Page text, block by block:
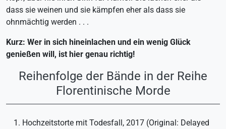
dass sie weinen und sie kämpfen eher als dass sie
ohnmächtig werden . . .
Kurz: Wer in sich hineinlachen und ein wenig Glück
genießen will, ist hier genau richtig!
Reihenfolge der Bände in der Reihe
Florentinische Morde
Hochzeitstorte mit Todesfall, 2017 (Original: Delayed